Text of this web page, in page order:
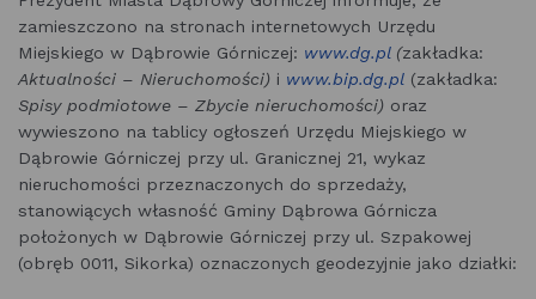
zamieszczono na stronach internetowych Urzędu
Miejskiego w Dąbrowie Górniczej: www.dg.pl(zakładka:
Aktualności – Nieruchomości) i www.bip.dg.pl (zakładka:
Spisy podmiotowe – Zbycie nieruchomości) oraz
wywieszono na tablicy ogłoszeń Urzędu Miejskiego w
Dąbrowie Górniczej przy ul. Granicznej 21, wykaz
nieruchomości przeznaczonych do sprzedaży,
stanowiących własność Gminy Dąbrowa Górnicza
położonych w Dąbrowie Górniczej przy ul. Szpakowej
(obręb 0011, Sikorka) oznaczonych geodezyjnie jako działki: